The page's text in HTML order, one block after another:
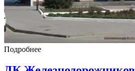
Подробнее